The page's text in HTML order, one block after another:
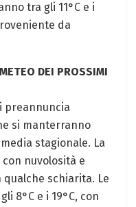
tra gli 11°C e i
da
DEI PROSSIMI
preannuncia
si manterranno
stagionale. La
nuvolosità e
qualche schiarita. Le
8°C e i 19°C, con